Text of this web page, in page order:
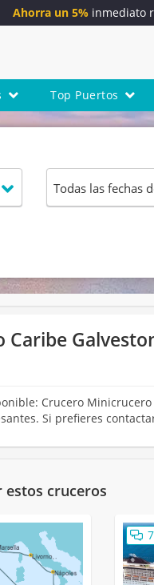
Ahorra un 5% inmediato
Top Puertos
Crucero
Si prefieres
estos cruceros